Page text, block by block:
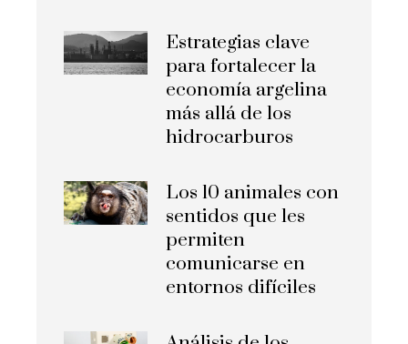
Estrategias clave
para fortalecer la
economía argelina
más allá de los
hidrocarburos
Los 10 animales con
sentidos que les
permiten
comunicarse en
entornos difíciles